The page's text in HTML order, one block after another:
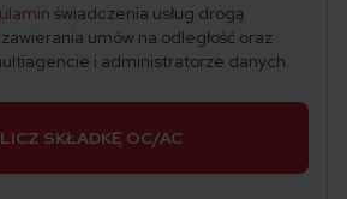
świadczenia usług drogą
umów na odległość oraz
i administratorze danych.
SKŁADKĘ OC/AC